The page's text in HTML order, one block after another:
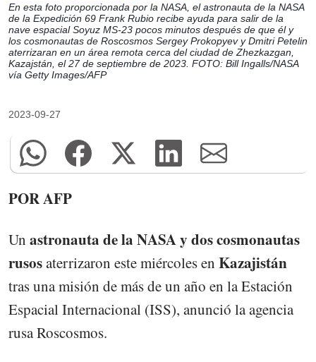
En esta foto proporcionada por la NASA, el astronauta de la NASA
de la Expedición 69 Frank Rubio recibe ayuda para salir de la
nave espacial Soyuz MS-23 pocos minutos después de que él y
los cosmonautas de Roscosmos Sergey Prokopyev y Dmitri Petelin
aterrizaran en un área remota cerca del ciudad de Zhezkazgan,
Kazajstán, el 27 de septiembre de 2023. FOTO: Bill Ingalls/NASA
vía Getty Images/AFP
2023-09-27
POR AFP
Un astronauta de la NASA y dos cosmonautas
rusosaterrizaron este miércoles en Kazajistán
tras una misión de más de un año en la Estación
Espacial Internacional (ISS), anunció la agencia
rusa Roscosmos.